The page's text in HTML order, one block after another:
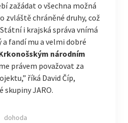
zažádat o všechna možná
zvláště chráněné druhy, což
i krajská správa vnímá
fandí mu a velmi dobré
národním
právem považovat za
říká David Číp,
skupiny JARO.
dohoda